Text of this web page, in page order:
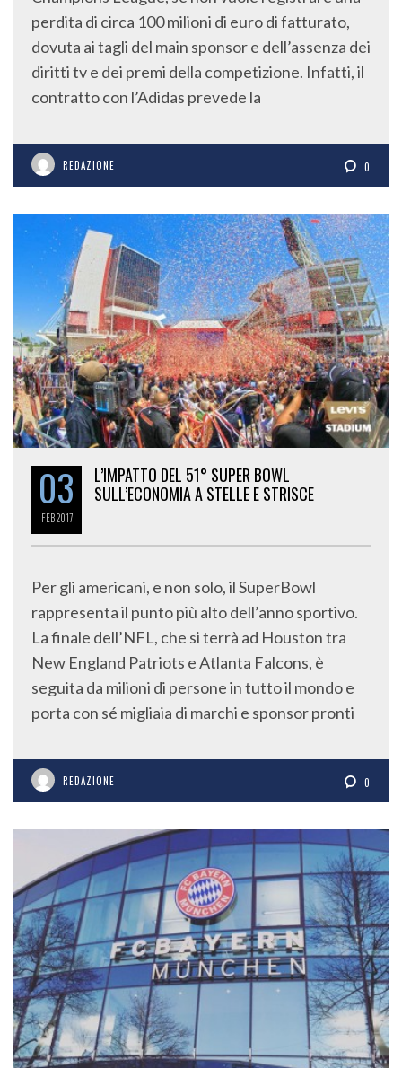
perdita di circa 100 milioni di euro di fatturato,
dovuta ai tagli del main sponsor e dell’assenza dei
diritti tv e dei premi della competizione. Infatti, il
contratto con l’Adidas prevede la
REDAZIONE 0
03
FEB2017
L’IMPATTO DEL 51° SUPER BOWL
SULL’ECONOMIA A STELLE E STRISCE
Per gli americani, e non solo, il SuperBowl
rappresenta il punto più alto dell’anno sportivo.
La finale dell’NFL, che si terrà ad Houston tra
New England Patriots e Atlanta Falcons, è
seguita da milioni di persone in tutto il mondo e
porta con sé migliaia di marchi e sponsor pronti
REDAZIONE 0